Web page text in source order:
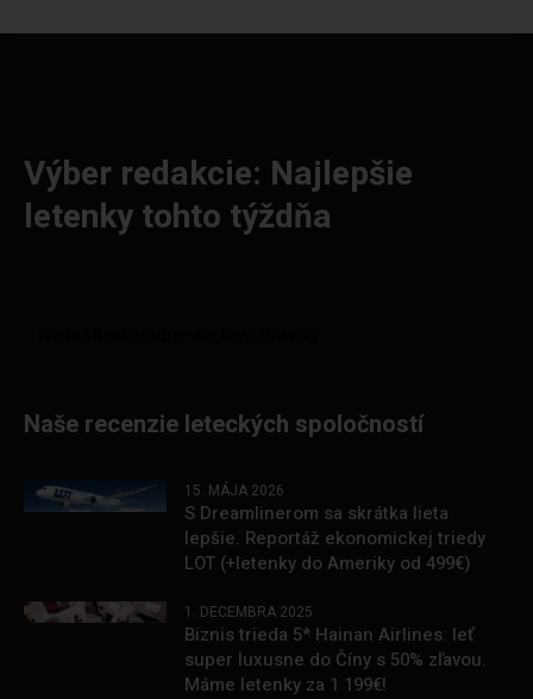
Výber redakcie: Najlepšie
letenky tohto týždňa
Naše recenzie leteckých spoločností
15. MÁJA 2026
S Dreamlinerom sa skrátka lieta
lepšie. Reportáž ekonomickej triedy
LOT (+letenky do Ameriky od 499€)
1. DECEMBRA 2025
Biznis trieda 5* Hainan Airlines: leť
super luxusne do Číny s 50% zľavou.
Máme letenky za 1 199€!